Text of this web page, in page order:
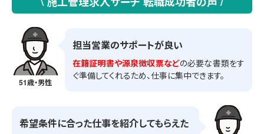
51歳・男性
担当営業のサポートが良い
在籍証明書や源泉徴収票などの必要な書類をす
ぐ準備してくれるため、仕事に集中できます。
希望条件に合った仕事を紹介してもらえた